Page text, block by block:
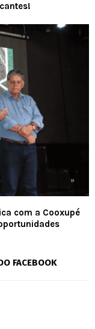
com a Cooxupé
FACEBOOK